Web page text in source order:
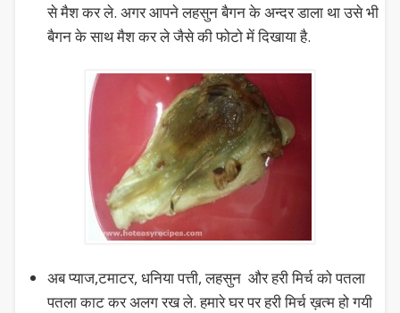
से मैश कर ले. अगर आपने लहसुन बैगन के अन्दर डाला था उसे भी
बैगन के साथ मैश कर ले जैसे की फोटो में दिखाया है.
अब प्याज,टमाटर, धनिया पत्ती, लहसुन और हरी मिर्च को पतला
पतला काट कर अलग रख ले. हमारे घर पर हरी मिर्च ख़त्म हो गयी